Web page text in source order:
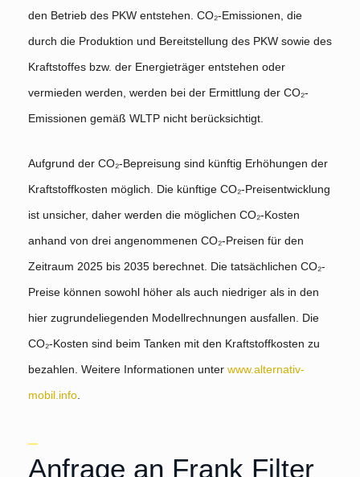
den Betrieb des PKW entstehen. CO₂-Emissionen, die
durch die Produktion und Bereitstellung des PKW sowie des
Kraftstoffes bzw. der Energieträger entstehen oder
vermieden werden, werden bei der Ermittlung der CO₂-
Emissionen gemäß WLTP nicht berücksichtigt.
Aufgrund der CO₂-Bepreisung sind künftig Erhöhungen der
Kraftstoffkosten möglich. Die künftige CO₂-Preisentwicklung
ist unsicher, daher werden die möglichen CO₂-Kosten
anhand von drei angenommenen CO₂-Preisen für den
Zeitraum 2025 bis 2035 berechnet. Die tatsächlichen CO₂-
Preise können sowohl höher als auch niedriger als in den
hier zugrundeliegenden Modellrechnungen ausfallen. Die
CO₂-Kosten sind beim Tanken mit den Kraftstoffkosten zu
bezahlen. Weitere Informationen unter www.alternativ-
mobil.info
Anfrage an Frank Filter